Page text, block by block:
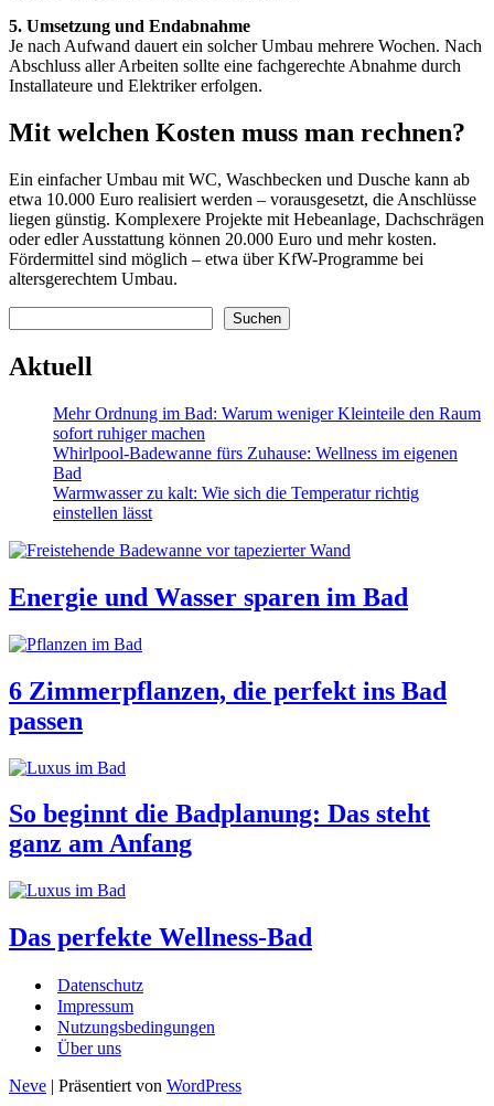
5. Umsetzung und Endabnahme
Je nach Aufwand dauert ein solcher Umbau mehrere Wochen. Nach
Abschluss aller Arbeiten sollte eine fachgerechte Abnahme durch
Installateure und Elektriker erfolgen.
Mit welchen Kosten muss man rechnen?
Ein einfacher Umbau mit WC, Waschbecken und Dusche kann ab
etwa 10.000 Euro realisiert werden – vorausgesetzt, die Anschlüsse
liegen günstig. Komplexere Projekte mit Hebeanlage, Dachschrägen
oder edler Ausstattung können 20.000 Euro und mehr kosten.
Fördermittel sind möglich – etwa über KfW-Programme bei
altersgerechtem Umbau.
Suchen
Aktuell
Mehr Ordnung im Bad: Warum weniger Kleinteile den Raum
sofort ruhiger machen
Whirlpool-Badewanne fürs Zuhause: Wellness im eigenen
Bad
Warmwasser zu kalt: Wie sich die Temperatur richtig
einstellen lässt
Energie und Wasser sparen im Bad
6 Zimmerpflanzen, die perfekt ins Bad
passen
So beginnt die Badplanung: Das steht
ganz am Anfang
Das perfekte Wellness-Bad
Datenschutz
Impressum
Nutzungsbedingungen
Über uns
Neve | Präsentiert von WordPress